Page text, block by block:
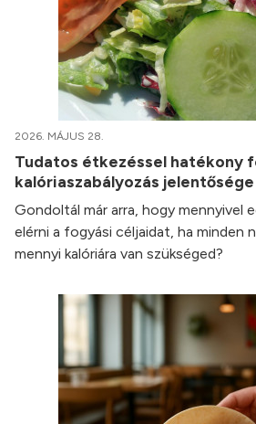
2026. MÁJUS 28.
Tudatos étkezéssel hatékony
kalóriaszabályozás jelentősége
Gondoltál már arra, hogy mennyivel
elérni a fogyási céljaidat, ha minden
mennyi kalóriára van szükséged?